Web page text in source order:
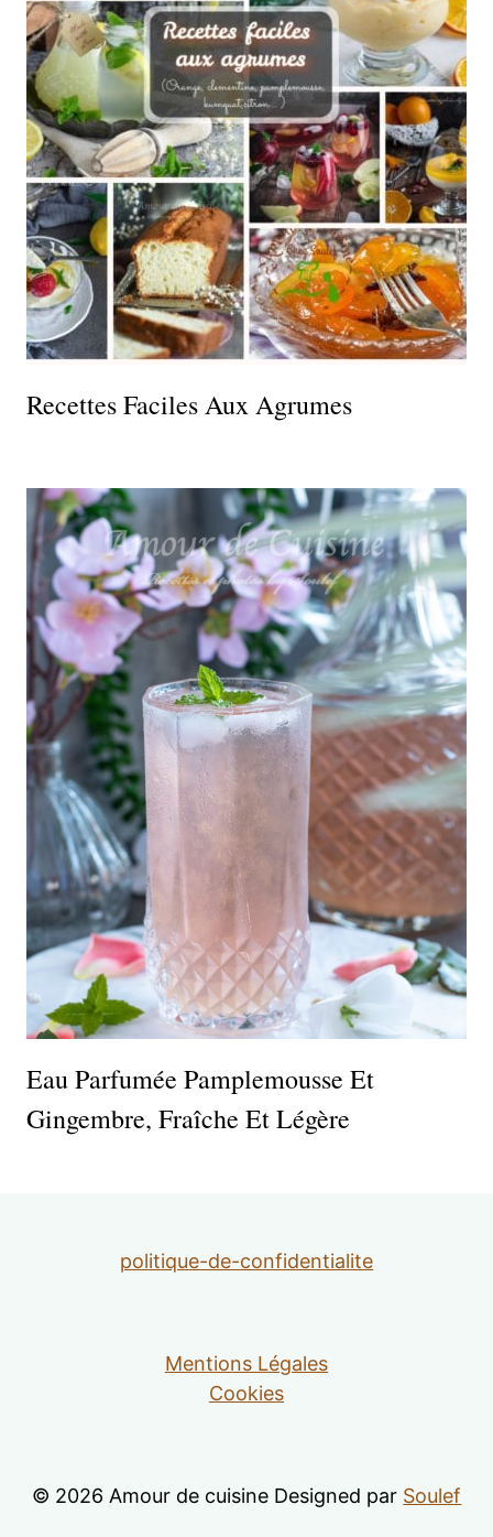
Recettes Faciles Aux Agrumes
Eau Parfumée Pamplemousse Et
Gingembre, Fraîche Et Légère
politique-de-confidentialite
Mentions Légales
Cookies
© 2026 Amour de cuisine Designed par Soulef